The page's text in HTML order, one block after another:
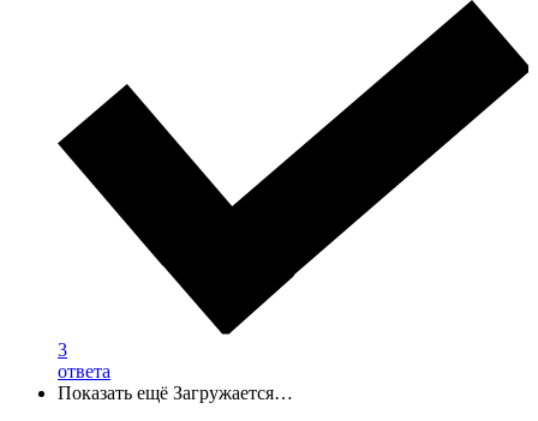
3
ответа
Показать ещё Загружается…